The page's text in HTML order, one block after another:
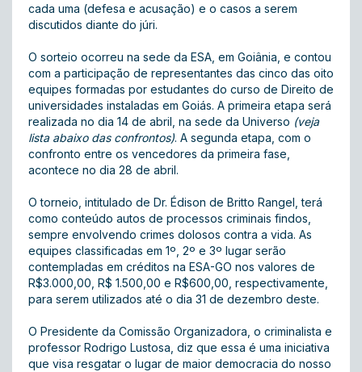
cada uma (defesa e acusação) e o casos a serem
discutidos diante do júri.
O sorteio ocorreu na sede da ESA, em Goiânia, e contou
com a participação de representantes das cinco das oito
equipes formadas por estudantes do curso de Direito de
universidades instaladas em Goiás. A primeira etapa será
realizada no dia 14 de abril, na sede da Universo (veja
lista abaixo das confrontos). A segunda etapa, com o
confronto entre os vencedores da primeira fase,
acontece no dia 28 de abril.
O torneio, intitulado de Dr. Édison de Britto Rangel, terá
como conteúdo autos de processos criminais findos,
sempre envolvendo crimes dolosos contra a vida. As
equipes classificadas em 1º, 2º e 3º lugar serão
contempladas em créditos na ESA-GO nos valores de
R$3.000,00, R$ 1.500,00 e R$600,00, respectivamente,
para serem utilizados até o dia 31 de dezembro deste.
O Presidente da Comissão Organizadora, o criminalista e
professor Rodrigo Lustosa, diz que essa é uma iniciativa
que visa resgatar o lugar de maior democracia do nosso